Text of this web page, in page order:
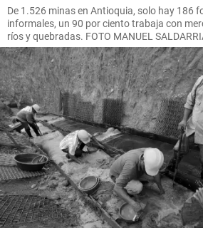
De 1.526 minas en Antioquia, solo hay 186
informales, un 90 por ciento trabaja con
ríos y quebradas. FOTO MANUEL